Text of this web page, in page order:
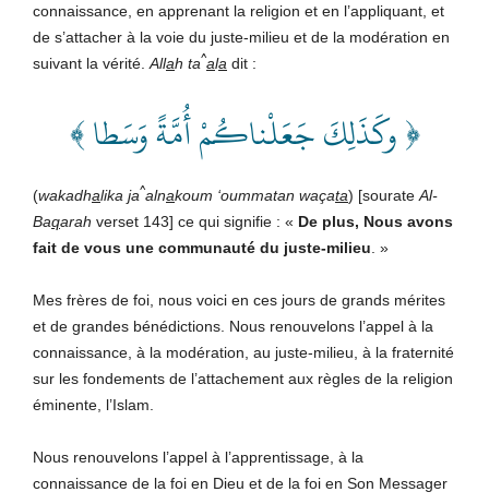
connaissance, en apprenant la religion et en l’appliquant, et
de s’attacher à la voie du juste-milieu et de la modération en
suivant la vérité. Allah ta^ala dit :
﴿ وكَذَلِكَ جَعَلْناكُمْ أُمَّةً وَسَطا ﴾
(wakadhalika ja^alnakoum ‘oummatan waçata) [sourate Al-
Baqarah verset 143] ce qui signifie : « De plus, Nous avons
fait de vous une communauté du juste-milieu . »
Mes frères de foi, nous voici en ces jours de grands mérites
et de grandes bénédictions. Nous renouvelons l’appel à la
connaissance, à la modération, au juste-milieu, à la fraternité
sur les fondements de l’attachement aux règles de la religion
éminente, l’Islam.
Nous renouvelons l’appel à l’apprentissage, à la
connaissance de la foi en Dieu et de la foi en Son Messager